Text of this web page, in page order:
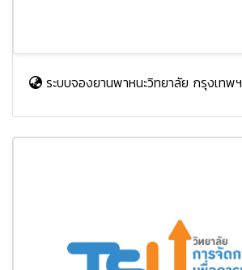
ระบบจองยานพาหนะวิทยาลัย กรุงเทพฯ